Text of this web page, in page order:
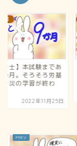
士】
労士】本試験まであ
か月。そろそろ労基
労災の学習が終わ
2022年11月25日